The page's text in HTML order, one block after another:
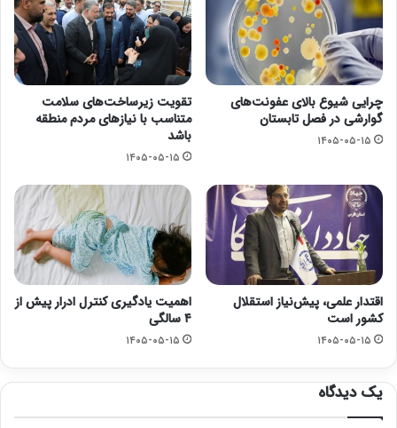
چرایی شیوع بالای عفونت‌های
گوارشی در فصل تابستان
۱۴۰۵-۰۵-۱۵
تقویت زیرساخت‌های سلامت
متناسب با نیازهای مردم منطقه
باشد
۱۴۰۵-۰۵-۱۵
اقتدار علمی، پیش‌نیاز استقلال
کشور است
۱۴۰۵-۰۵-۱۵
اهمیت یادگیری کنترل ادرار پیش از
۴ سالگی
۱۴۰۵-۰۵-۱۵
یک دیدگاه